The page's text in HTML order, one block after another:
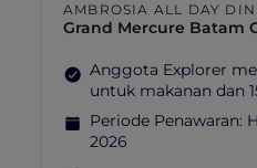
AMBROSIA ALL DAY
Grand Mercure Batam
Anggota Explorer
untuk makanan dan
Periode Penawaran:
2026